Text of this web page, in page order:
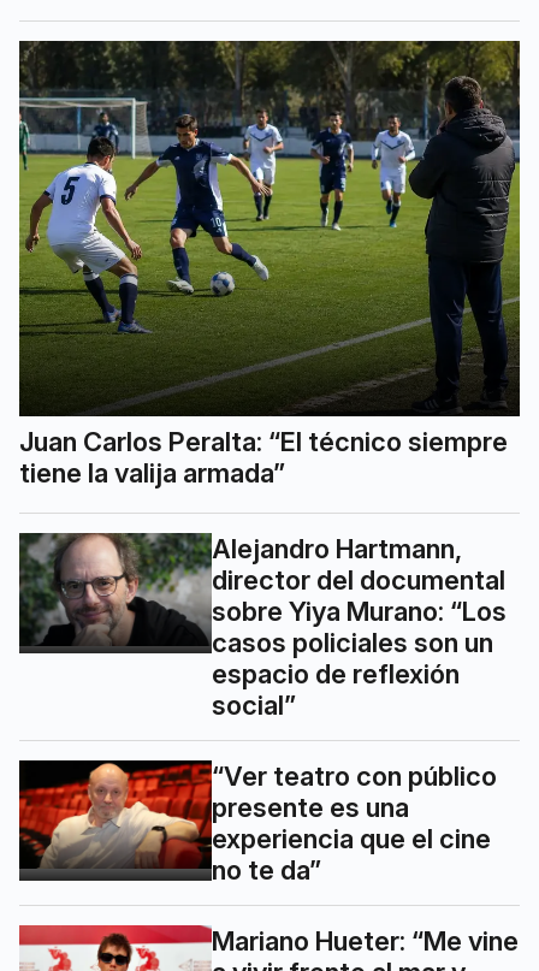
Juan Carlos Peralta: “El técnico siempre
tiene la valija armada”
Alejandro Hartmann,
director del documental
sobre Yiya Murano: “Los
casos policiales son un
espacio de reflexión
social”
“Ver teatro con público
presente es una
experiencia que el cine
no te da”
Mariano Hueter: “Me vine